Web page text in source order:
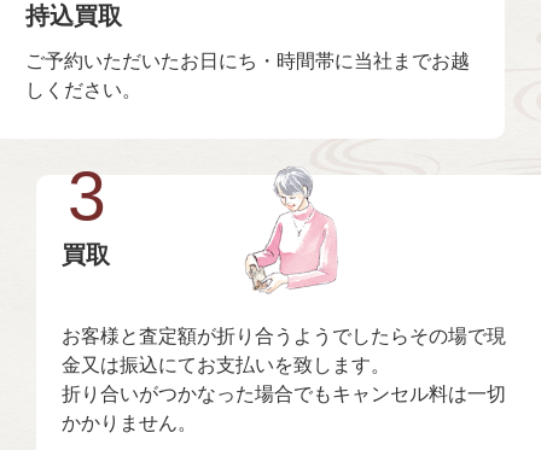
持込買取
ご予約いただいたお日にち・時間帯に当社までお越
しください。
3
買取
お客様と査定額が折り合うようでしたらその場で現
金又は振込にてお支払いを致します。
折り合いがつかなった場合でもキャンセル料は一切
かかりません。